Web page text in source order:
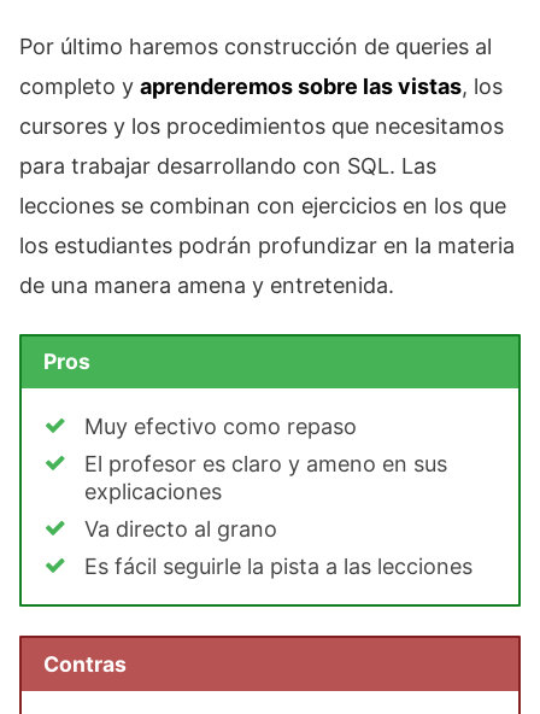
Por último haremos construcción de queries al
completo y aprenderemos sobre las vistas, los
cursores y los procedimientos que necesitamos
para trabajar desarrollando con SQL. Las
lecciones se combinan con ejercicios en los que
los estudiantes podrán profundizar en la materia
de una manera amena y entretenida.
Pros
Muy efectivo como repaso
El profesor es claro y ameno en sus
explicaciones
Va directo al grano
Es fácil seguirle la pista a las lecciones
Contras